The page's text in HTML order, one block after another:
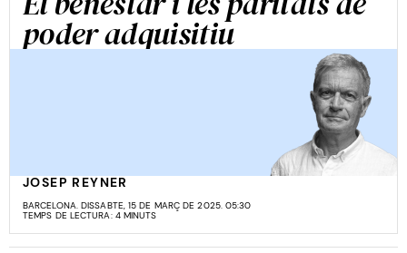
poder adquisitiu
JOSEP REYNER
BARCELONA. DISSABTE, 15 DE MARÇ DE 2025. 05:30
TEMPS DE LECTURA: 4 MINUTS